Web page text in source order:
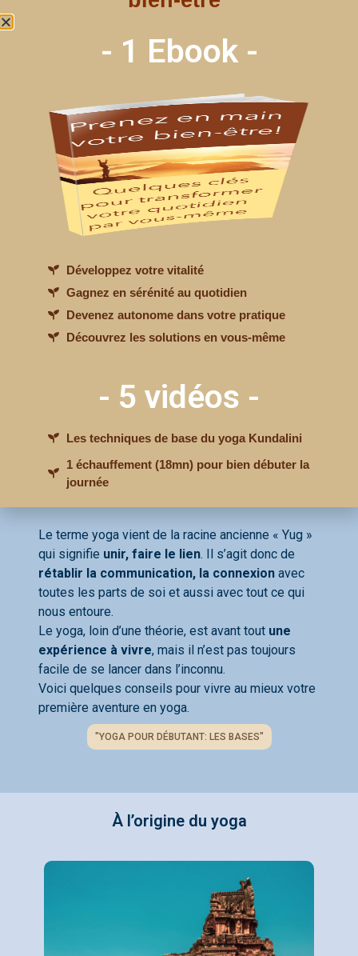
YOGA POUR DÉBUTANT:
Que faut-il savoir ?
Le terme yoga vient de la racine ancienne « Yug »
qui signifie unir, faire le lien. Il s’agit donc de
rétablir la communication, la connexion avec
toutes les parts de soi et aussi avec tout ce qui
nous entoure.
Le yoga, loin d’une théorie, est avant tout une
expérience à vivre, mais il n’est pas toujours
facile de se lancer dans l’inconnu.
Voici quelques conseils pour vivre au mieux votre
première aventure en yoga.
"YOGA POUR DÉBUTANT: LES BASES"
À l’origine du yoga
- 1 Ebook -
Développez votre vitalité
Gagnez en sérénité au quotidien
Devenez autonome dans votre pratique
Découvrez les solutions en vous-même
- 5 vidéos -
Les techniques de base du yoga Kundalini
1 échauffement (18mn) pour bien débuter la
journée
J'accède à MON GUIDE
GRATUIT